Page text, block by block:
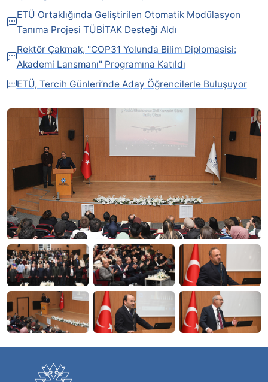
ETÜ Ortaklığında Geliştirilen Otomatik Modülasyon
Tanıma Projesi TÜBİTAK Desteği Aldı
Rektör Çakmak, "COP31 Yolunda Bilim Diplomasisi:
Akademi Lansmanı" Programına Katıldı
ETÜ, Tercih Günleri’nde Aday Öğrencilerle Buluşuyor